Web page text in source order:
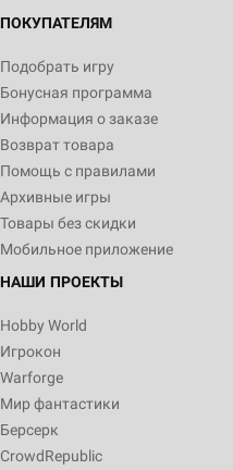
ПОКУПАТЕЛЯМ
Подобрать игру
Бонусная программа
Информация о заказе
Возврат товара
Помощь с правилами
Архивные игры
Товары без скидки
Мобильное приложение
НАШИ ПРОЕКТЫ
Hobby World
Игрокон
Warforge
Мир фантастики
Берсерк
CrowdRepublic